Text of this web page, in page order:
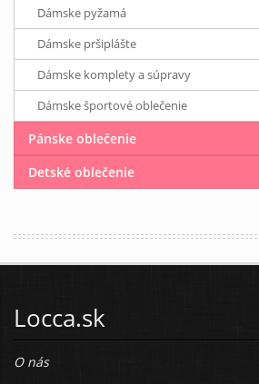
Dámske pyžamá
Dámske pršiplášte
Dámske komplety a súpravy
Dámske športové oblečenie
Pánske oblečenie
Detské oblečenie
Locca.sk
O nás